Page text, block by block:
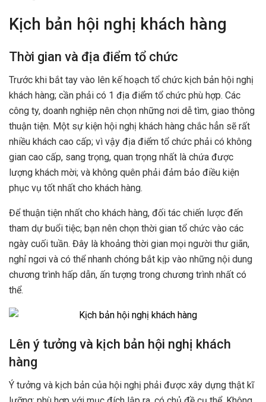
Kịch bản hội nghị khách hàng
Thời gian và địa điểm tổ chức
Trước khi bắt tay vào lên kế hoạch tổ chức kịch bản hội nghị
khách hàng; cần phải có 1 địa điểm tổ chức phù hợp. Các
công ty, doanh nghiệp nên chọn những nơi dễ tìm, giao thông
thuận tiện. Một sự kiện hội nghị khách hàng chắc hẳn sẽ rất
nhiều khách cao cấp; vì vậy địa điểm tổ chức phải có không
gian cao cấp, sang trọng, quan trọng nhất là chứa được
lượng khách mời; và không quên phải đảm bảo điều kiện
phục vụ tốt nhất cho khách hàng.
Để thuận tiện nhất cho khách hàng, đối tác chiến lược đến
tham dự buổi tiệc; bạn nên chọn thời gian tổ chức vào các
ngày cuối tuần. Đây là khoảng thời gian mọi người thư giãn,
nghỉ ngơi và có thể nhanh chóng bắt kịp vào những nội dung
chương trình hấp dẫn, ấn tượng trong chương trình nhất có
thể.
Lên ý tưởng và kịch bản hội nghị khách
hàng
Ý tưởng và kịch bản của hội nghị phải được xây dựng thật kĩ